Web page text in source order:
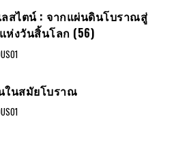
ลสไตน์ : จากแผ่นดินโบราณสู่
งวันสิ้นโลก (56)
ในสมัยโบราณ